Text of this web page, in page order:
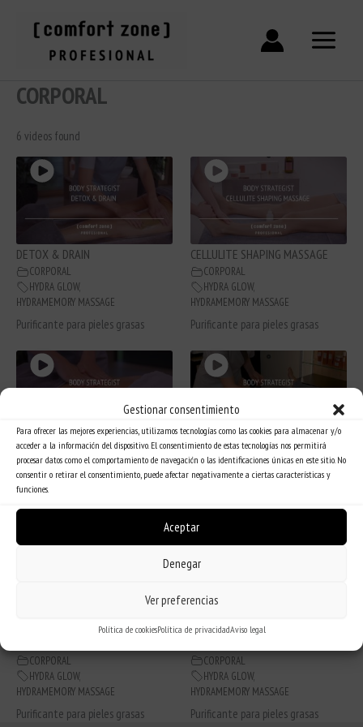
Gestionar consentimiento
Para ofrecer las mejores experiencias, utilizamos tecnologías como las cookies para almacenar y/o
acceder a la información del dispositivo. El consentimiento de estas tecnologías nos permitirá
procesar datos como el comportamiento de navegación o las identificaciones únicas en este sitio. No
consentir o retirar el consentimiento, puede afectar negativamente a ciertas características y
funciones.
Aceptar
Denegar
Ver preferencias
Política de cookiesPolítica de privacidadAviso legal
CORPORAL
6 videos found
DETOX & DRAIN
CORPORAL
HYDRA GLOW,
HYDRAMEMORY MASSAGE
Purificante para pieles grasas
CELLULITE SHAPING MASSAGE
CORPORAL
HYDRA GLOW,
HYDRAMEMORY MASSAGE
Purificante para pieles grasas
3IN1 HOT COLD TREATMENT
CORPORAL
HYDRA GLOW ,
HYDRAMEMORY MASSAGE
THERMAL MUD
CORPORAL
HYDRA GLOW,
CORPORAL
HYDRA GLOW,
HYDRAMEMORY MASSAGE
Purificante para pieles grasas
CORPORAL
HYDRA GLOW,
HYDRAMEMORY MASSAGE
Purificante para pieles grasas